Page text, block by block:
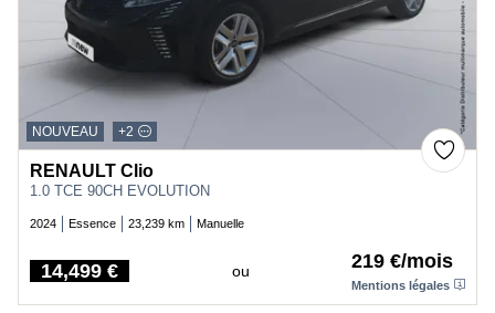
NOUVEAU +2
RENAULT Clio
1.0 TCE 90CH EVOLUTION
2024 Essence 23,239 km Manuelle
Price
14,499 € ou 219 €/mois
Mentions légales